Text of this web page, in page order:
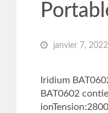
janvier 7, 2022
Iridium
BAT0602